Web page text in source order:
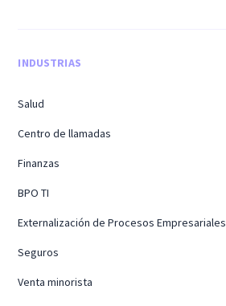
INDUSTRIAS
Salud
Centro de llamadas
Finanzas
BPO TI
Externalización de Procesos Empresariales
Seguros
Venta minorista